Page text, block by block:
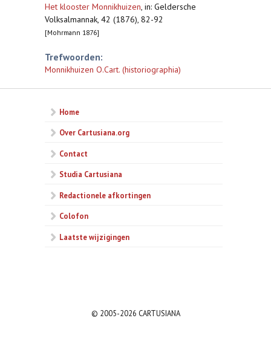
Het klooster Monnikhuizen, in: Geldersche
Volksalmannak, 42 (1876), 82-92
[Mohrmann 1876]
Trefwoorden:
Monnikhuizen O.Cart. (historiographia)
Home
Over Cartusiana.org
Contact
Studia Cartusiana
Redactionele afkortingen
Colofon
Laatste wijzigingen
© 2005-2026 CARTUSIANA